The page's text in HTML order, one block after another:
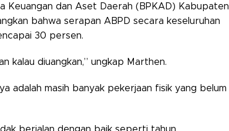
Keuangan dan Aset Daerah (BPKAD) Kabupaten
bahwa serapan ABPD secara keseluruhan
30 persen.
kalau diuangkan,” ungkap Marthen.
adalah masih banyak pekerjaan fisik yang belum
berjalan dengan baik seperti tahun